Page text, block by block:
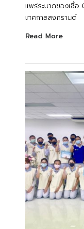
แพร่ระบาดของเชื้อ
เทศกาลสงกรานต์
Read More